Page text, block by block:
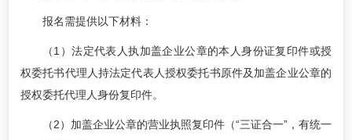
报名需提供以下材料：
（1）法定代表人执加盖企业公章的本人身份证复印件或授
权委托书代理人持法定代表人授权委托书原件及加盖企业公章的
授权委托代理人身份复印件。
（2）加盖企业公章的营业执照复印件（“三证合一”，有统一